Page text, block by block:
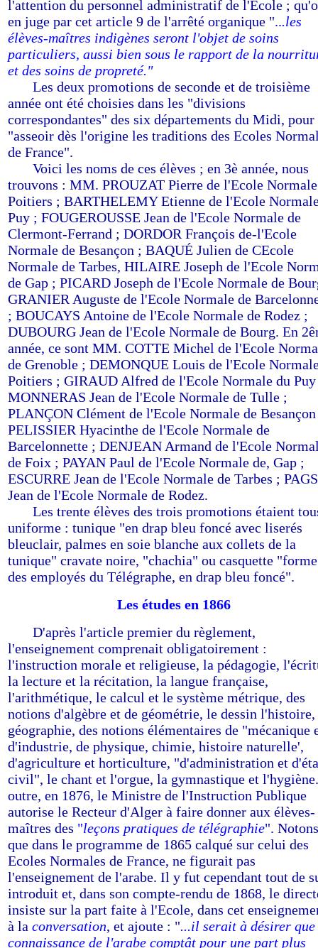
l'attention du personnel administratif de l'Ecole ;
en juge par cet article 9 de l'arrêté organique "...les
élèves-maîtres indigènes seront l'objet de soins
particuliers, aussi bien sous le rapport de la
et des soins de propreté."
Les deux promotions de seconde et de troisième
année ont été choisies dans les "divisions
correspondantes" des six départements du Midi, pour
"asseoir dès l'origine les traditions des Ecoles
de France".
Voici les noms de ces élèves ; en 3è année, nous
trouvons : MM. PROUZAT Pierre de l'Ecole
Poitiers ; BARTHELEMY Etienne de l'Ecole
Puy ; FOUGEROUSSE Jean de l'Ecole Normale de
Clermont-Ferrand ; DORDOR François de-l'Ecole
Normale de Besançon ; BAQUÉ Julien de CEcole
Normale de Tarbes, HILAIRE Joseph de l'Ecole
de Gap ; PICARD Joseph de l'Ecole Normale de
GRANIER Auguste de l'Ecole Normale de
; BOUCAYS Antoine de l'Ecole Normale de Rodez ;
DUBOURG Jean de l'Ecole Normale de Bourg. En
année, ce sont MM. COTTE Michel de l'Ecole
de Grenoble ; DEMONQUE Louis de l'Ecole
Poitiers ; GIRAUD Alfred de l'Ecole Normale du
MONNERAS Jean de l'Ecole Normale de Tulle ;
PLANÇON Clément de l'Ecole Normale de
PELISSIER Hyacinthe de l'Ecole Normale de
Barcelonnette ; DENJEAN Armand de l'Ecole
de Foix ; PAYAN Paul de l'Ecole Normale de, Gap ;
ESCURRE Jean de l'Ecole Normale de Tarbes ; PAGS
Jean de l'Ecole Normale de Rodez.
Les trente élèves des trois promotions étaient
uniforme : tunique "en drap bleu foncé avec liserés
bleuclair, palmes en soie blanche aux collets de la
tunique" cravate noire, "chachia" ou casquette "forme
des employés du Télégraphe, en drap bleu foncé".
Les études en 1866
D'après l'article premier du règlement,
l'enseignement comprenait obligatoirement :
l'instruction morale et religieuse, la pédagogie,
la lecture et la récitation, la langue française,
l'arithmétique, le calcul et le système métrique, des
notions d'algèbre et de géométrie, le dessin
géographie, des notions élémentaires de "mécanique
d'industrie, de physique, chimie, histoire naturelle',
d'agriculture et horticulture, "d'administration et
civil", le chant et l'orgue, la gymnastique et
outre, en 1876, le Ministre de l'Instruction Publique
autorise le Recteur d'Alger à faire donner aux élèves-
maîtres des "leçons pratiques de télégraphie". Notons
que dans le programme de 1865 calqué sur celui des
Ecoles Normales de France, ne figurait pas
l'enseignement de l'arabe. Il y fut cependant tout de
introduit et, dans son compte-rendu de 1868, le
insiste sur la part faite à l'Ecole, dans cet
à la conversation, et ajoute : "...il serait à désirer
connaissance de l'arabe comptât pour une part plus